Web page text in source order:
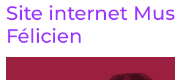
Site internet
Félicien